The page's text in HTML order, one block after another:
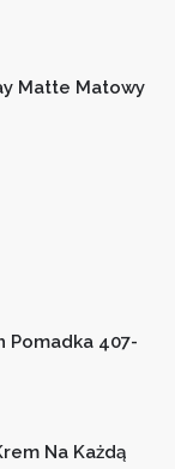
Matte Matowy
Pomadka 407-
Na Każdą